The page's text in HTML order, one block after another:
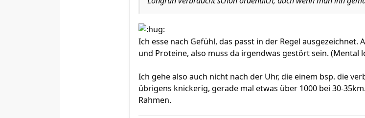
Ich esse nach Gefühl, das passt in der Regel
und Proteine, also muss da irgendwas gestört sein. (Mental
Ich gehe also auch nicht nach der Uhr, die einem bsp. die
übrigens knickerig, gerade mal etwas über 1000 bei 30-
Rahmen.